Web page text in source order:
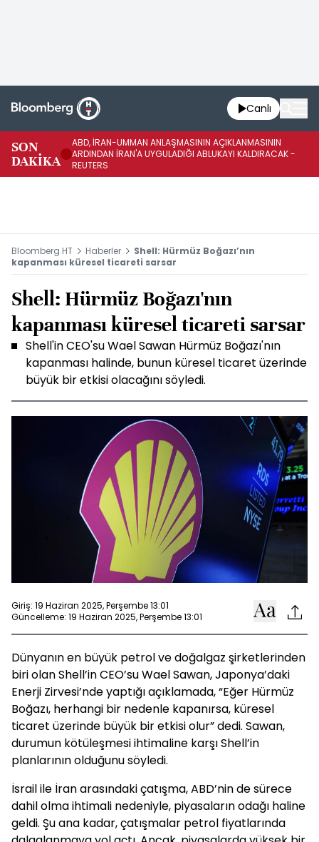
Canlı
SON
DAKİKA
ABD, İRAN-UMMAN ANLAŞMASININ AÇIKLANMASININ
ARDINDAN İRAN'A UYGULADIĞI ABLUKAYI KALDIRACAK -
REUTERS
Bloomberg HT Haberler
Shell: Hürmüz Boğazı’nın
kapanması küresel ticareti sarsar
Shell: Hürmüz Boğazı'nın
kapanması küresel ticareti sarsar
Shell'in CEO'su Wael Sawan Hürmüz Boğazı'nın
kapanması halinde, bunun küresel ticaret üzerinde
büyük bir etkisi olacağını söyledi.
Giriş: 19 Haziran 2025, Perşembe 13:01
Güncelleme: 19 Haziran 2025, Perşembe 13:01
Dünyanın en büyük petrol ve doğalgaz şirketlerinden
biri olan Shell’in CEO’su Wael Sawan, Japonya’daki
Enerji Zirvesi’nde yaptığı açıklamada, “Eğer Hürmüz
Boğazı, herhangi bir nedenle kapanırsa, küresel
ticaret üzerinde büyük bir etkisi olur” dedi. Sawan,
durumun kötüleşmesi ihtimaline karşı Shell’in
planlarının olduğunu söyledi.
İsrail ile İran arasındaki çatışma, ABD’nin de sürece
dahil olma ihtimali nedeniyle, piyasaların odağı haline
geldi. Şu ana kadar, çatışmalar petrol fiyatlarında